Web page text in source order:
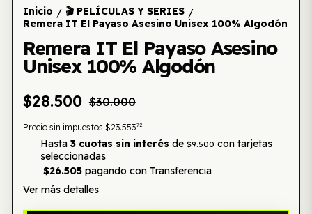
Inicio / 🎬 PELÍCULAS Y SERIES /
Remera IT El Payaso Asesino Unisex 100% Algodón
Remera IT El Payaso Asesino
Unisex 100% Algodón
$28.500 $30.000
Precio sin impuestos $23.55372
Hasta 3 cuotas sin interés de $9.500 con tarjetas
seleccionadas
$26.505pagando con Transferencia
Ver más detalles